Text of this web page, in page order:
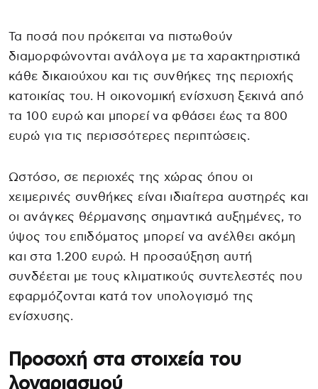
Τα ποσά που πρόκειται να πιστωθούν
διαμορφώνονται ανάλογα με τα χαρακτηριστικά
κάθε δικαιούχου και τις συνθήκες της περιοχής
κατοικίας του. Η οικονομική ενίσχυση ξεκινά από
τα 100 ευρώ και μπορεί να φθάσει έως τα 800
ευρώ για τις περισσότερες περιπτώσεις.
Ωστόσο, σε περιοχές της χώρας όπου οι
χειμερινές συνθήκες είναι ιδιαίτερα αυστηρές και
οι ανάγκες θέρμανσης σημαντικά αυξημένες, το
ύψος του επιδόματος μπορεί να ανέλθει ακόμη
και στα 1.200 ευρώ. Η προσαύξηση αυτή
συνδέεται με τους κλιματικούς συντελεστές που
εφαρμόζονται κατά τον υπολογισμό της
ενίσχυσης.
Προσοχή στα στοιχεία του
λογαριασμού